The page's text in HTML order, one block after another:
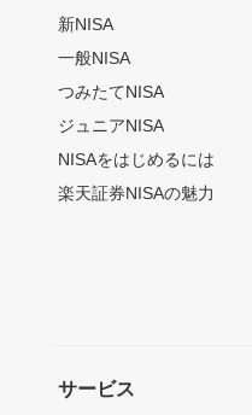
新NISA
一般NISA
つみたてNISA
ジュニアNISA
NISAをはじめるには
楽天証券NISAの魅力
サービス